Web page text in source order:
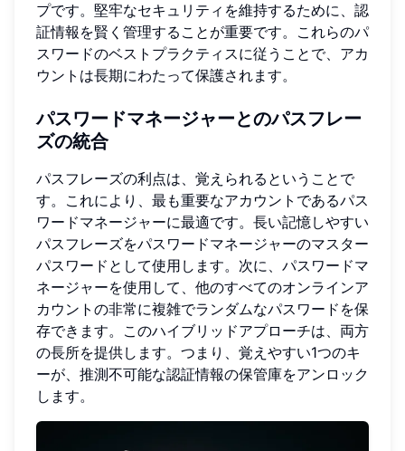
プです。堅牢なセキュリティを維持するために、認
証情報を賢く管理することが重要です。これらのパ
スワードのベストプラクティスに従うことで、アカ
ウントは長期にわたって保護されます。
パスワードマネージャーとのパスフレー
ズの統合
パスフレーズの利点は、覚えられるということで
す。これにより、最も重要なアカウントであるパス
ワードマネージャーに最適です。長い記憶しやすい
パスフレーズをパスワードマネージャーのマスター
パスワードとして使用します。次に、パスワードマ
ネージャーを使用して、他のすべてのオンラインア
カウントの非常に複雑でランダムなパスワードを保
存できます。このハイブリッドアプローチは、両方
の長所を提供します。つまり、覚えやすい1つのキ
ーが、推測不可能な認証情報の保管庫をアンロック
します。